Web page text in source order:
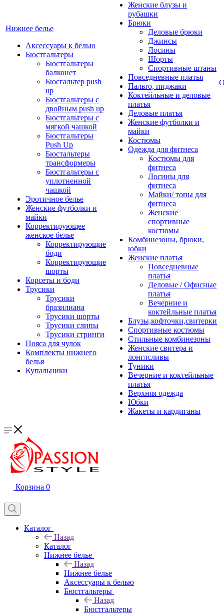
Нижнее белье
Аксессуары к белью
Бюстгальтеры
Бюстгальтеры
балконет
Бюсгальтер push
up
Бюстгальтеры с
двойным push up
Бюстгальтеры с
мягкой чашкой
Бюстгальтеры
Push Up
Бюстальтеры
трансформеры
Бюстгальтеры с
уплотненной
чашкой
Эротичное белье
Женские футболки и
майки
Корректирующее
женское белье
Корректирующие
боди
Корректирующие
шорты
Корсеты и боди
Трусики
Трусики
бразилиана
Трусики шорты
Трусики слипы
Трусики стринги
Пояса для чулок
Комплекты нижнего
белья
Купальники
Женские блузы и
рубашки
Брюки
Деловые брюки
Джинсы
Лосины
Шорты
Спортивные штаны
Повседневные платья
Пальто, пиджаки
Коктейльные и деловые
платья
Деловые платья
Женские футболки и
майки
Костюмы
Одежда для фитнеса
Костюмы для
фитнеса
Лосины для
фитнеса
Майки/ топы для
фитнеса
Женские
спортивные
костюмы
Комбинезоны, брюки,
юбки
Женские платья
Повседневные
платья
Деловые / Офисные
платья
Вечерние и
коктейльные платья
Блузы,кофточки,свитерки
Спортивные костюмы
Стильные комбинезоны
Женские свитера и
лонглсливы
Туники
Вечерние и коктейльные
платья
Верхняя одежда
Юбки
Жакеты и кардиганы
Корзина 0
Каталог
Назад
Каталог
Нижнее белье
Назад
Нижнее белье
Аксессуары к белью
Бюстгальтеры
Назад
Бюстгальтеры